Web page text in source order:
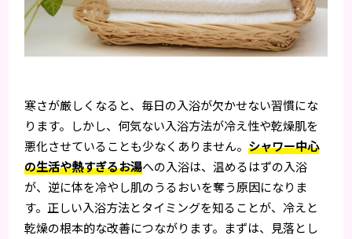
寒さが厳しくなると、毎日の入浴が欠かせない習慣にな
ります。しかし、何気ない入浴方法が冷え性や乾燥肌を
悪化させていることも少なくありません。シャワー中心
の生活や熱すぎるお湯への入浴は、温めるはずの入浴
が、逆に体を冷やし肌のうるおいを奪う原因になりま
す。正しい入浴方法とタイミングを知ることが、冷えと
乾燥の根本的な改善につながります。まずは、見落とし